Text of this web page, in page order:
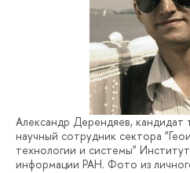
Александр Дерендяев, кандидат
научный сотрудник сектора
технологии и системы"
информации РАН. Фото из